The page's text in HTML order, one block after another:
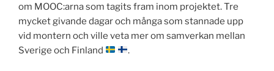
om MOOC:arna som tagits fram inom projektet. Tre
mycket givande dagar och många som stannade upp
vid montern och ville veta mer om samverkan mellan
Sverige och Finland
.